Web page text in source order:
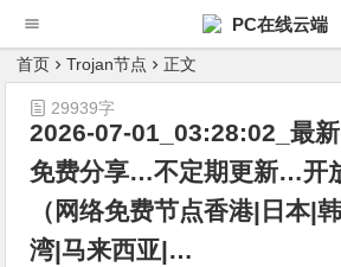
PC在线云端
首页 Trojan节点 正文
2026-07-01_03:28:02_最
免费分享…不定期更新…开
（网络免费节点香港|日本|
湾|马来西亚|…
29939字